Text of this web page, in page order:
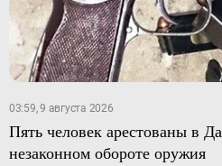
03:59, 9 августа 2026
Пять человек арестованы в
незаконном обороте оружия